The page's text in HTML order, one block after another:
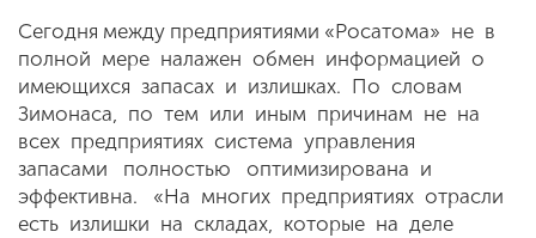
Сегодня между предприятиями «Росатома» не в
полной мере налажен обмен информацией о
имеющихся запасах и излишках. По словам
Зимонаса, по тем или иным причинам не на
всех предприятиях система управления
запасами полностью оптимизирована и
эффективна. «На многих предприятиях отрасли
есть излишки на складах, которые на деле